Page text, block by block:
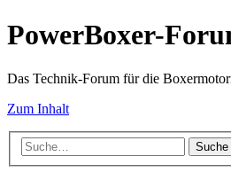
PowerBoxer-
Das Technik-Forum für die
Zum Inhalt
Suche